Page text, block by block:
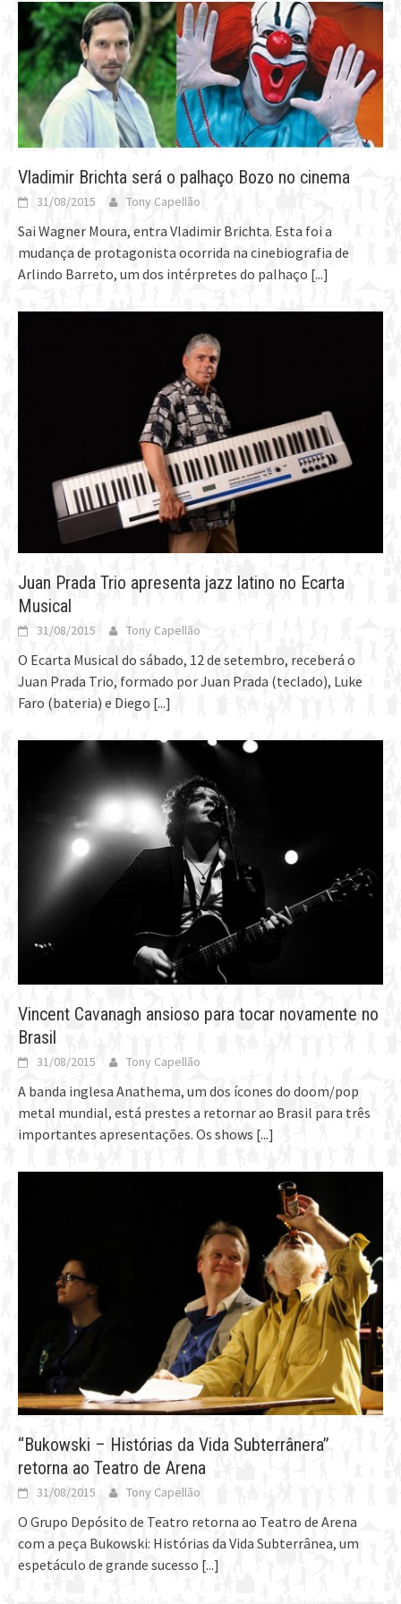
Vladimir Brichta será o palhaço Bozo no cinema
31/08/2015 Tony Capellão
Sai Wagner Moura, entra Vladimir Brichta. Esta foi a
mudança de protagonista ocorrida na cinebiografia de
Arlindo Barreto, um dos intérpretes do palhaço [...]
Juan Prada Trio apresenta jazz latino no Ecarta
Musical
31/08/2015 Tony Capellão
O Ecarta Musical do sábado, 12 de setembro, receberá o
Juan Prada Trio, formado por Juan Prada (teclado), Luke
Faro (bateria) e Diego [...]
Vincent Cavanagh ansioso para tocar novamente no
Brasil
31/08/2015 Tony Capellão
A banda inglesa Anathema, um dos ícones do doom/pop
metal mundial, está prestes a retornar ao Brasil para três
importantes apresentações. Os shows [...]
“Bukowski – Histórias da Vida Subterrânera”
retorna ao Teatro de Arena
31/08/2015 Tony Capellão
O Grupo Depósito de Teatro retorna ao Teatro de Arena
com a peça Bukowski: Histórias da Vida Subterrânea, um
espetáculo de grande sucesso [...]